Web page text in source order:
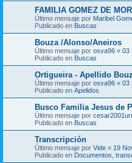
FAMILIA GOMEZ DE
Último mensaje por Maribel
Publicado en Buscas
Bouza /Alonso/Aneiros
Último mensaje por osva96 « 03
Publicado en Buscas
Ortigueira - Apellido
Último mensaje por osva96 « 03
Publicado en Apelidos
Busco Familia Jesus de
Último mensaje por
Publicado en Buscas
Transcripción
Último mensaje por Vide « 19
Publicado en Documentos,